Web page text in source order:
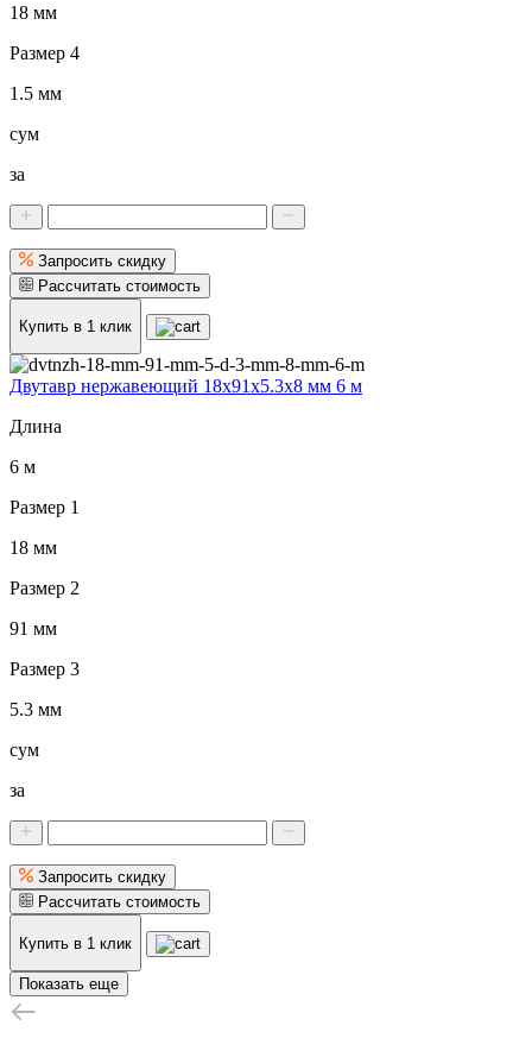
18 мм
Размер 4
1.5 мм
сум
за
Запросить скидку
Рассчитать стоимость
Купить в 1 клик
Двутавр нержавеющий 18x91x5.3x8 мм 6 м
Длина
6 м
Размер 1
18 мм
Размер 2
91 мм
Размер 3
5.3 мм
сум
за
Запросить скидку
Рассчитать стоимость
Купить в 1 клик
Показать еще